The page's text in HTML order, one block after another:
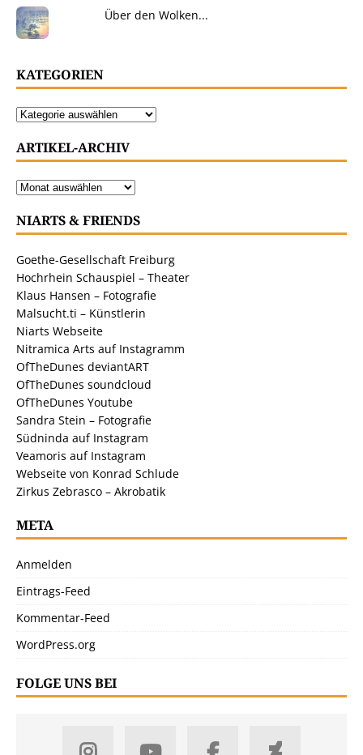
Über den Wolken...
KATEGORIEN
ARTIKEL-ARCHIV
NIARTS & FRIENDS
Goethe-Gesellschaft Freiburg
Hochrhein Schauspiel – Theater
Klaus Hansen – Fotografie
Malsucht.ti – Künstlerin
Niarts Webseite
Nitramica Arts auf Instagramm
OfTheDunes deviantART
OfTheDunes soundcloud
OfTheDunes Youtube
Sandra Stein – Fotografie
Südninda auf Instagram
Veamoris auf Instagram
Webseite von Konrad Schlude
Zirkus Zebrasco – Akrobatik
META
Anmelden
Eintrags-Feed
Kommentar-Feed
WordPress.org
FOLGE UNS BEI